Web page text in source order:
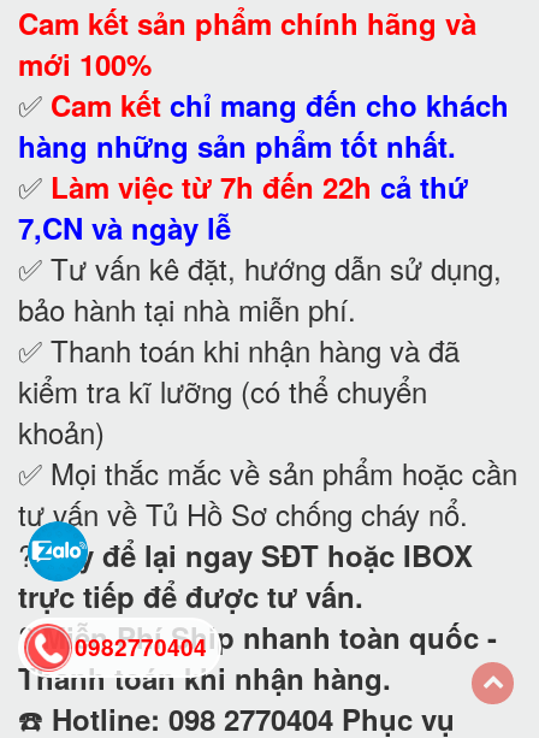
Cam kết sản phẩm chính hãng và
mới 100%
✅ Cam kết chỉ mang đến cho khách
hàng những sản phẩm tốt nhất.
✅ Làm việc từ 7h đến 22h cả thứ
7,CN và ngày lễ
✅ Tư vấn kê đặt, hướng dẫn sử dụng,
bảo hành tại nhà miễn phí.
✅ Thanh toán khi nhận hàng và đã
kiểm tra kĩ lưỡng (có thể chuyển
khoản)
✅ Mọi thắc mắc về sản phẩm hoặc cần
tư vấn về Tủ Hồ Sơ chống cháy nổ.
?Hãy để lại ngay SĐT hoặc IBOX
trực tiếp để được tư vấn.
?Miễn Phí Ship nhanh toàn quốc -
Thanh toán khi nhận hàng.
☎️ Hotline: 098 2770404 Phục vụ
0982770404